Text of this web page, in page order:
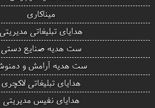
میناکاری
هدایای تبلیغاتی مدیریتی
ست هدیه صنایع دستی
ست هدیه آرامش و
هدایای تبلیغاتی لاکچری
هدایای نفیس مدیریتی